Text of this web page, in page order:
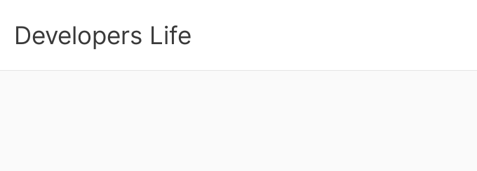
treściDevelopers Life